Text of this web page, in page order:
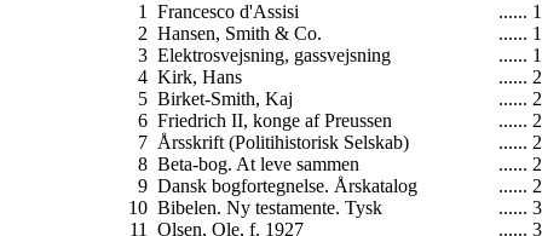
1 Francesco d'Assisi
......
2 Hansen, Smith & Co.
......
3 Elektrosvejsning, gassvejsning
......
4 Kirk, Hans
......
5 Birket-Smith, Kaj
......
6 Friedrich II, konge af Preussen
......
7 Årsskrift (Politihistorisk Selskab)
......
8 Beta-bog. At leve sammen
......
9 Dansk bogfortegnelse. Årskatalog
......
10 Bibelen. Ny testamente. Tysk
......
11 Olsen, Ole, f. 1927
......